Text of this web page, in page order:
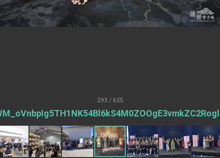
總統接受「法新社」（AFP）專訪內容
外交部長林佳龍於《外交事務》撰文指出：自由
副總統接見美參議員蓋耶哥 強調美國是臺灣重
要合作夥伴
外交部長林佳龍午宴歡迎美國聯邦參議員蓋耶哥
訪問團
外交部長林佳龍接見美國智庫「德國馬歇爾基金
會」訪問團一行，深化跨大西洋戰略夥伴關係
293 / 635